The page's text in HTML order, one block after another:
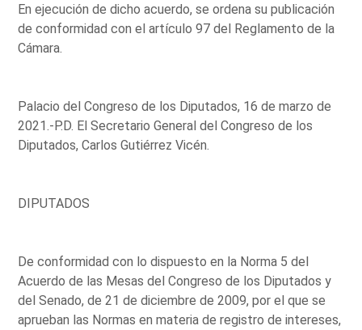
En ejecución de dicho acuerdo, se ordena su publicación
de conformidad con el artículo 97 del Reglamento de la
Cámara.
Palacio del Congreso de los Diputados, 16 de marzo de
2021.-P.D. El Secretario General del Congreso de los
Diputados, Carlos Gutiérrez Vicén.
DIPUTADOS
De conformidad con lo dispuesto en la Norma 5 del
Acuerdo de las Mesas del Congreso de los Diputados y
del Senado, de 21 de diciembre de 2009, por el que se
aprueban las Normas en materia de registro de intereses,